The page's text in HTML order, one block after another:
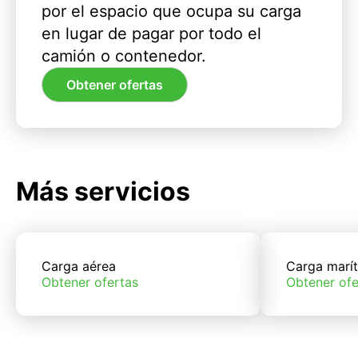
por el espacio que ocupa su carga
en lugar de pagar por todo el
camión o contenedor.
Obtener ofertas
Más servicios
Carga aérea
Obtener ofertas
Carga
Obtener